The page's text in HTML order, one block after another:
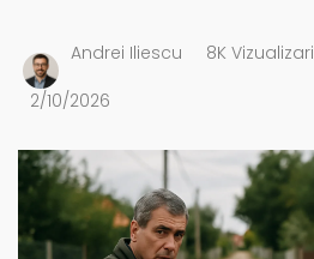
Andrei Iliescu 8K Vizualizari
2/10/2026